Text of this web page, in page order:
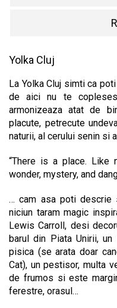
Yolka Cluj
La Yolka Cluj simti ca
de aici nu te
armonizeaza atat de
placute, petrecute
naturii, al cerului senin si
“There is a place. Like
wonder, mystery, and
… cam asa poti descrie
niciun taram magic
Lewis Carroll, desi
barul din Piata Unirii,
pisica (se arata doar
Cat), un pestisor, multa
de frumos si este
ferestre, orasul…